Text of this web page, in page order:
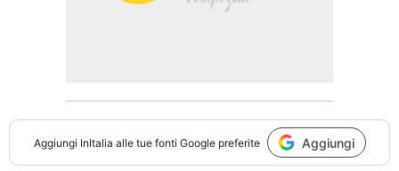
Aggiungi InItalia alle tue fonti Google preferite Aggiungi